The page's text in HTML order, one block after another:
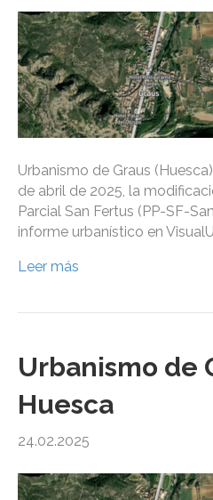
Urbanismo de Graus
de abril de 2025, la
Parcial San Fertus (PP-SF-
informe urbanístico en
Leer más
Urbanismo de
Huesca
24.02.2025